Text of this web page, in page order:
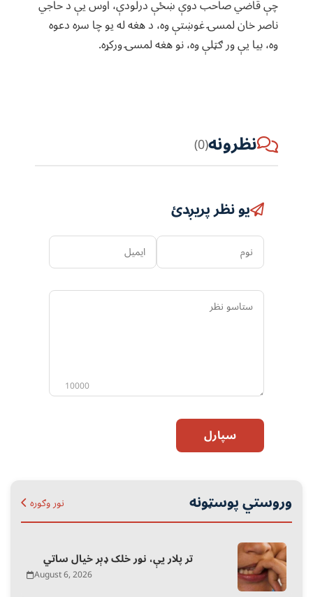
چې قاضي صاحب دوې ښځې درلودې، اوس یې د حاجي
ناصر خان لمسۍ غوښتې وه، د هغه له یو چا سره دعوه
وه، بیا یې ور ګټلې وه، نو هغه لمسۍ ورکړه.
نظرونه(0)
یو نظر پریږدئ
نوم ایمیل
ستاسو
10000
سپارل
وروستي پوسټونه نور وګوره
تر پلار یې، نور خلک ډېر خیال ساتي
August 6, 2026